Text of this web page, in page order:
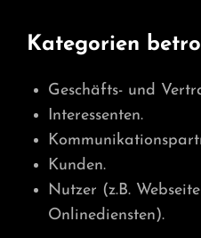
Kategorien
Geschäfts- und
Interessenten.
Kunden.
Nutzer (z.B.
Onlinediensten).